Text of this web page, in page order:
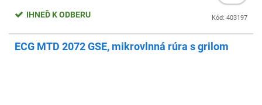
Kód: 403197
IHNEĎ K ODBERU
ECG MTD 2072 GSE, mikrovlnná rúra s grilom